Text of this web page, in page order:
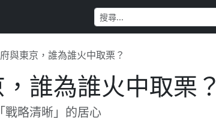
與東京，誰為誰火中取栗？
誰為誰火中取栗？
戰略清晰」的居心